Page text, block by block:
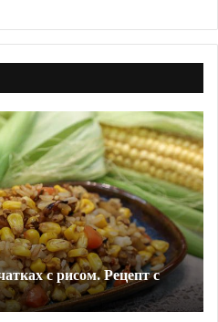
кляре. Рецепт с фото
на
в
с
и